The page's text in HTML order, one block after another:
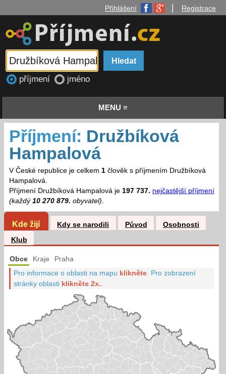
Přihlášení Registrace
příjmení jméno
MENU ≡
Příjmení: Družbíková
Hampalová
V České republice je celkem 1člověk s příjmením Družbíková
Hampalová.
Příjmení Družbíková Hampalová je 197 737. nejčastější příjmení
(každý 10 270 879. obyvatel).
Kde žijí Kdy se narodili Původ
Osobnosti
Klub
Obce Kraje Praha
Pro informace o oblasti na mapu klikněte Pro zobrazení
stránky oblasti klikněte 2x.